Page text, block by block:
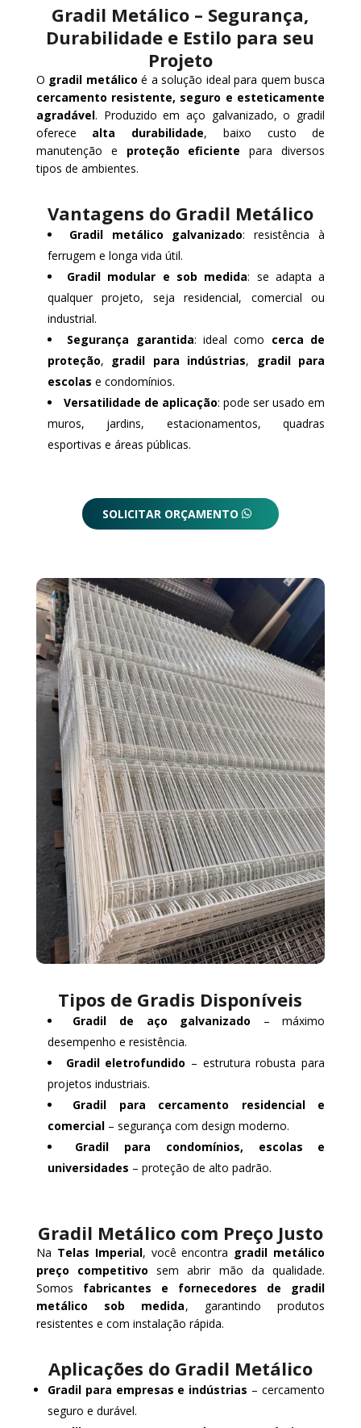
Gradil Metálico – Segurança,
Durabilidade e Estilo para seu
Projeto
O gradil metálico é a solução ideal para quem busca
cercamento resistente, seguro e esteticamente
agradável. Produzido em aço galvanizado, o gradil
oferece alta durabilidade, baixo custo de
manutenção e proteção eficiente para diversos
tipos de ambientes.
Vantagens do Gradil Metálico
Gradil metálico galvanizado: resistência à
ferrugem e longa vida útil.
Gradil modular e sob medida: se adapta a
qualquer projeto, seja residencial, comercial ou
industrial.
Segurança garantida: ideal como cerca de
proteção, gradil para indústrias, gradil para
escolas e condomínios.
Versatilidade de aplicação: pode ser usado em
muros, jardins, estacionamentos, quadras
esportivas e áreas públicas.
SOLICITAR ORÇAMENTO
Tipos de Gradis Disponíveis
Gradil de aço galvanizado – máximo
desempenho e resistência.
Gradil eletrofundido – estrutura robusta para
projetos industriais.
Gradil para cercamento residencial e
comercial– segurança com design moderno.
Gradil para condomínios, escolas e
universidades – proteção de alto padrão.
Gradil Metálico com Preço Justo
Na Telas Imperial, você encontra gradil metálico
preço competitivo sem abrir mão da qualidade.
Somos fabricantes e fornecedores de gradil
metálico sob medida, garantindo produtos
resistentes e com instalação rápida.
Aplicações do Gradil Metálico
Gradil para empresas e indústrias – cercamento
seguro e durável.